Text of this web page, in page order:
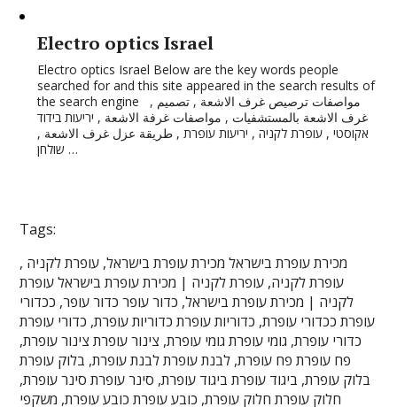
Electro optics Israel
Electro optics Israel Below are the key words people
searched for and this site appeared in the search results of
the search engine , مواصفات ترصيص غرف الاشعة , تصميم
غرف الاشعة بالمستشفيات , مواصفات غرفة الاشعة , יריעות בידוד
אקוסטי , עופרת לקניה , יריעות עופרת , طريقة عزل غرف الاشعة ,
שולחן …
Tags:
, מכירת עופרת בישראל מכירת עופרת בישראל, עופרת לקניה
עופרת לקניה, עופרת לקניה | מכירת עופרת בישראל עופרת
לקניה | מכירת עופרת בישראל, כדור עופר כדור עופר, ככדורי
עופרת ככדורי עופרת, כדוריות עופרת כדוריות עופרת, כדורי עופרת
כדורי עופרת, גומי עופרת גומי עופרת, צינור עופרת צינור עופרת,
פח עופרת פח עופרת, לבנת עופרת לבנת עופרת, בלוק עופרת
בלוק עופרת, ביגוד עופרת ביגוד עופרת, סינר עופרת סינר עופרת,
חלוק עופרת חלוק עופרת, כובע עופרת כובע עופרת, משקפי